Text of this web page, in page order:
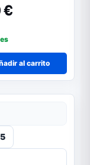
€
al carrito
5